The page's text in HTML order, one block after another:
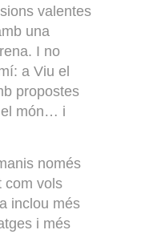
valentes
una
I no
a Viu el
propostes
el món… i
només
com vols
inclou més
i més